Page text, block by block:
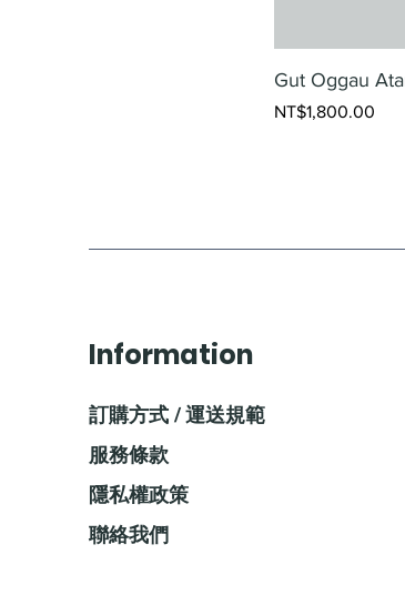
Gut Oggau
Price
NT$1,800.00
Information
訂購方式 / 運送規範
服務條款
隱私權政策
聯絡我們